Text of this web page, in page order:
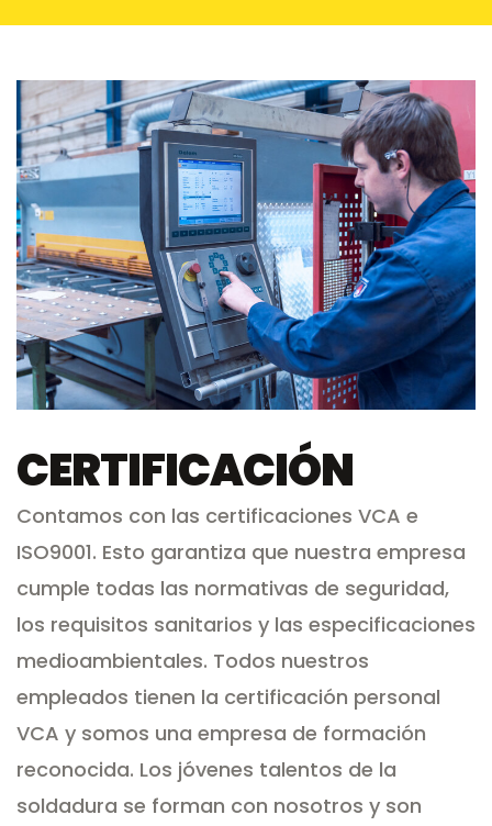
CERTIFICACIÓN
Contamos con las certificaciones VCA e
ISO9001. Esto garantiza que nuestra empresa
cumple todas las normativas de seguridad,
los requisitos sanitarios y las especificaciones
medioambientales. Todos nuestros
empleados tienen la certificación personal
VCA y somos una empresa de formación
reconocida. Los jóvenes talentos de la
soldadura se forman con nosotros y son